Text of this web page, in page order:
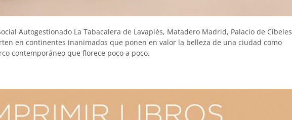
Autogestionado La Tabacalera de Lavapiés, Matadero Madrid, Palacio de Cibeles
en continentes inanimados que ponen en valor la belleza de una ciudad como
contemporáneo que florece poco a poco.